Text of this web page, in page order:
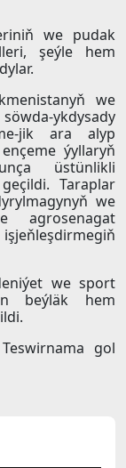
we pudak
şeýle hem
we
ykdysady
jik ara alyp
ýyllaryň
üstünlikli
Taraplar
we
agrosenagat
we sport
beýläk hem
gol